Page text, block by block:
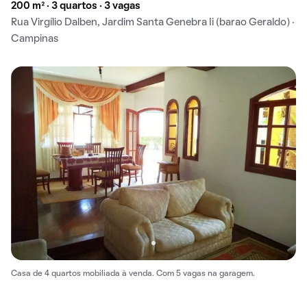
200 m² · 3 quartos · 3 vagas
Rua Virgílio Dalben, Jardim Santa Genebra Ii (barao Geraldo) ·
Campinas
Casa de 4 quartos mobiliada à venda. Com 5 vagas na garagem.